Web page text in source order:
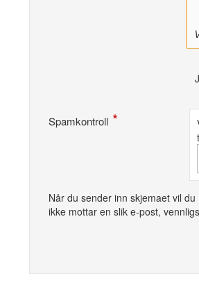
Spamkontroll
Når du sender inn skjemaet vil
ikke mottar en slik e-post,